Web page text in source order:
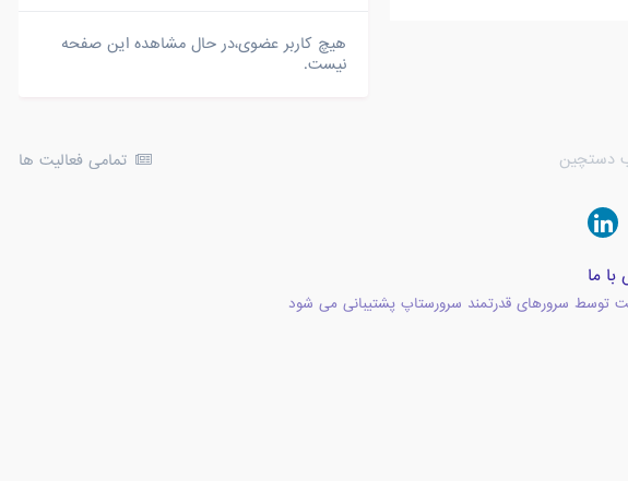
هیچ کاربر عضوی،در حال مشاهده این صفحه
نیست.
تمامی فعالیت ها دستچین
ما
توسط سرورهای قدرتمند سرورستاپ پشتیبانی می شود